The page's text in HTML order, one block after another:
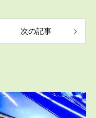
次の記事